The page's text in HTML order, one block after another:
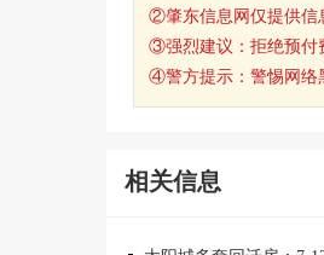
②肇东信息网仅提供信
③强烈建议：拒绝预付
④警方提示：警惕网络
相关信息